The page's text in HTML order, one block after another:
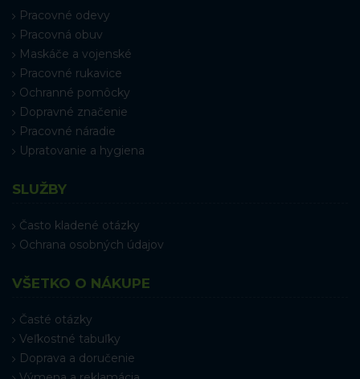
Pracovné odevy
Pracovná obuv
Maskáče a vojenské
Pracovné rukavice
Ochranné pomôcky
Dopravné značenie
Pracovné náradie
Upratovanie a hygiena
SLUŽBY
Často kladené otázky
Ochrana osobných údajov
VŠETKO O NÁKUPE
Časté otázky
Veľkostné tabuľky
Doprava a doručenie